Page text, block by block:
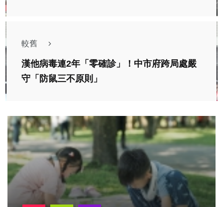
較舊
漢他病毒連2年「零確診」！中市府跨局處嚴
守「防鼠三不原則」